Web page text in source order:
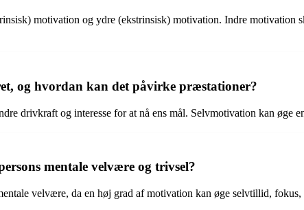
motivation og ydre (ekstrinsisk) motivation. Indre motivation
og hvordan kan det påvirke præstationer?
drivkraft og interesse for at nå ens mål. Selvmotivation kan øge
mentale velvære og trivsel?
velvære, da en høj grad af motivation kan øge selvtillid,